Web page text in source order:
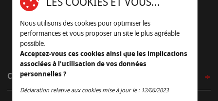
05 45 22 98 09
Nous envoyer un e-mail
CÔTÉ OUTDOOR
Nous utilisons des cookies pour optimiser les
performances et vous proposer un site le plus agréable
possible.
Acceptez-vous ces cookies ainsi que les implications
associées à l'utilisation de vos données
personnelles ?
Déclaration relative aux cookies mise à jour le : 12/06/2023
Continuer sans accepter